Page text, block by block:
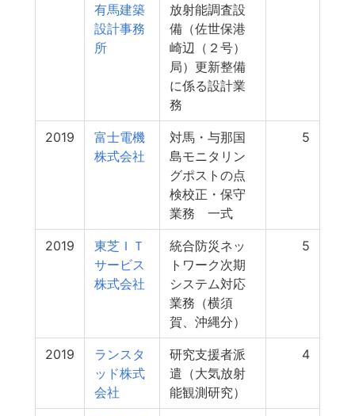
有馬建築
設計事務
所
放射能調査設
備（佐世保港
崎辺（２号）
局）更新整備
に係る設計業
務
2019
富士電機
株式会社
対馬・与那国
島モニタリン
グポストの点
検校正・保守
業務 一式
5
2019
東芝ＩＴ
サービス
株式会社
統合防災ネッ
トワーク次期
システム対応
業務（横須
賀、沖縄分）
5
2019
ランスタ
ッド株式
会社
研究支援者派
遣（大気放射
能観測研究）
4